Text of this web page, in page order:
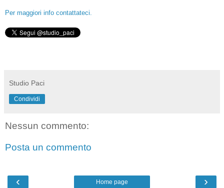
Per maggiori info contattateci.
Studio Paci
Condividi
Nessun commento:
Posta un commento
‹ ›
Home page